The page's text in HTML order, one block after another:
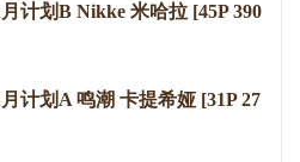
计划B Nikke 米哈拉 [45P 390
计划A 鸣潮 卡提希娅 [31P 27